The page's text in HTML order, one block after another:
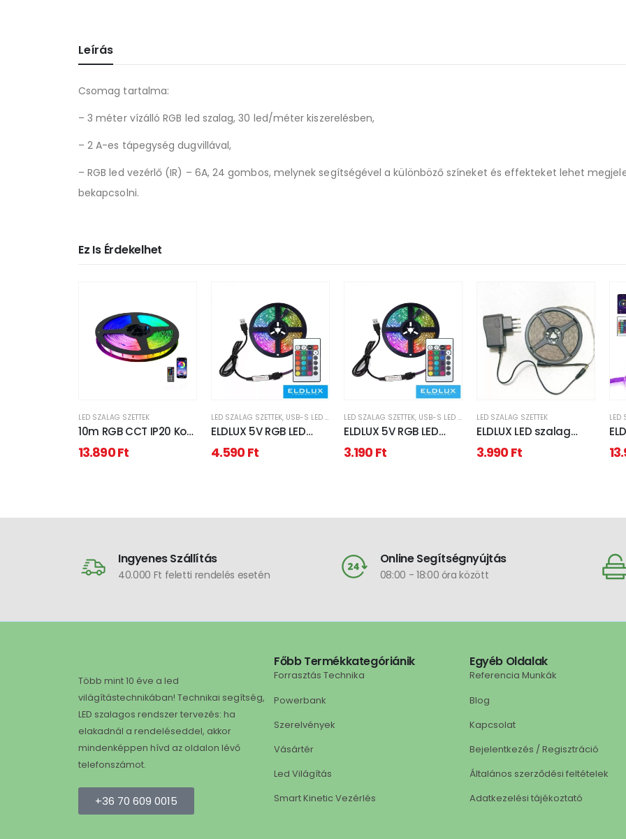
Leírás
Csomag tartalma:
– 3 méter vízálló RGB led szalag, 30 led/méter kiszerelésben,
– 2 A-es tápegység dugvillával,
– RGB led vezérlő (IR) – 6A, 24 gombos, melynek segítségével a különböző színeket és effekteket lehet
bekapcsolni.
Ez Is Érdekelhet
LED SZALAG SZETTEK
10m RGB CCT IP20 Kobi
Design
13.890Ft
LED SZALAG SZETTEK, USB-S LED SZALAGOK
ELDLUX 5V RGB LED
szalag szet 2835-30D
5M
4.590Ft
LED SZALAG SZETTEK, USB-S LED SZALAGOK
ELDLUX 5V RGB LED
szalag szet 5050-30D
2M
3.190Ft
LED SZALAG SZETTEK
ELDLUX LED szalag
szett 12V 2835-60D-
3000K 5m
3.990Ft
LED
Ingyenes Szállítás
40.000 Ft feletti rendelés esetén
Online Segítségnyújtás
08:00 - 18:00 óra között
Több mint 10 éve a led
világítástechnikában! Technikai segítség,
LED szalagos rendszer tervezés: ha
elakadnál a rendeléseddel, akkor
mindenképpen hívd az oldalon lévő
telefonszámot.
+36 70 609 0015
Főbb Termékkategóriánik
Forrasztás Technika
Powerbank
Szerelvények
Vásártér
Led Világítás
Smart Kinetic Vezérlés
Egyéb Oldalak
Referencia Munkák
Blog
Kapcsolat
Bejelentkezés / Regisztráció
Általános szerződési feltételek
Adatkezelési tájékoztató